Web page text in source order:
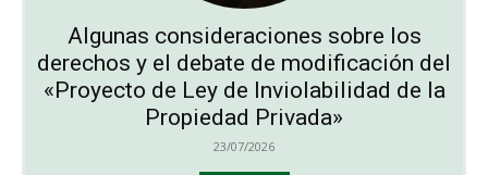
Algunas consideraciones sobre los
derechos y el debate de modificación del
«Proyecto de Ley de Inviolabilidad de la
Propiedad Privada»
23/07/2026